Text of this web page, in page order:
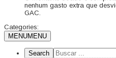
nenhum gasto extra que
GAC.
Categories:
MENUMENU